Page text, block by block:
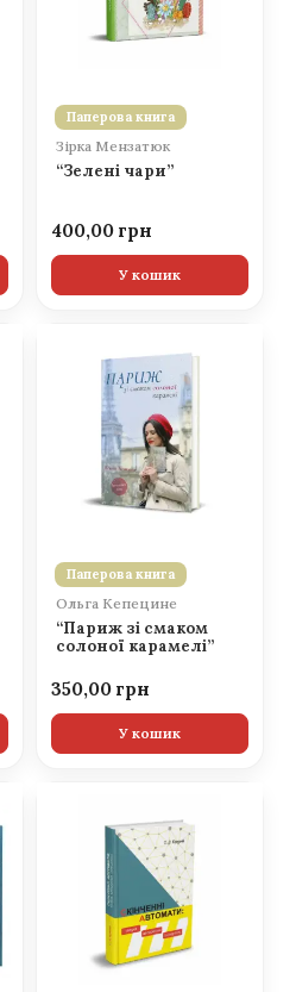
Паперова книга
Зірка Мензатюк
“Зелені чари”
400,00
У кошик
Паперова книга
Ольга Кепецине
“Париж зі смаком
солоної карамелі”
350,00
У кошик